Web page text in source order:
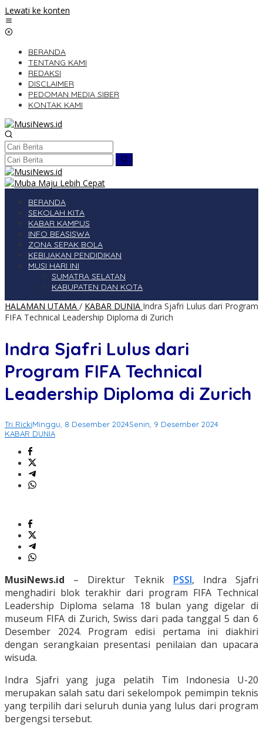
Lewati ke konten
BERANDA
TENTANG KAMI
REDAKSI
DISCLAIMER
PEDOMAN MEDIA SIBER
KONTAK KAMI
BERANDA
SEKOLAH KITA
KABAR KAMPUS
INFO BEASISWA
ZONA SEPAK BOLA
KEBIJAKAN PENDIDIKAN
MUSI HARI INI
SUMATRA SELATAN
KABUPATEN DAN KOTA
HALAMAN UTAMA / KABAR DUNIA Indra Sjafri Lulus dari Program
FIFA Technical Leadership Diploma di Zurich
Indra Sjafri Lulus dari
Program FIFA Technical
Leadership Diploma di Zurich
Tri RickiMinggu, 8 Desember 2024Senin, 9 Desember 2024
KABAR DUNIA
MusiNews.id – Direktur Teknik PSSI, Indra Sjafri
menghadiri blok terakhir dari program FIFA Technical
Leadership Diploma selama 18 bulan yang digelar di
museum FIFA di Zurich, Swiss dari pada tanggal 5 dan 6
Desember 2024. Program edisi pertama ini diakhiri
dengan serangkaian presentasi penilaian dan upacara
wisuda.
Indra Sjafri yang juga pelatih Tim Indonesia U-20
merupakan salah satu dari sekelompok pemimpin teknis
yang terpilih dari seluruh dunia yang lulus dari program
bergengsi tersebut.